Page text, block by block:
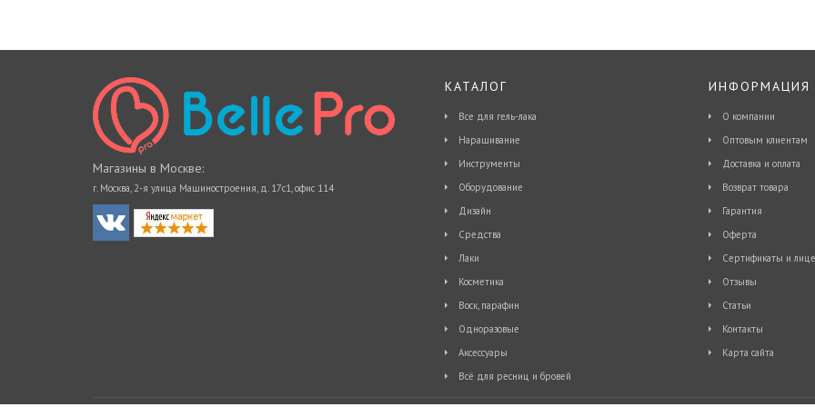
Магазины в Москве:
г. Москва, 2-я улица Машиностроения, д. 17с1, офис 114
КАТАЛОГ
Все для гель-лака
Наращивание
Инструменты
Оборудование
Дизайн
Средства
Лаки
Косметика
Воск, парафин
Одноразовые
Аксессуары
Всё для ресниц и бровей
ИНФОРМАЦИЯ
О компании
Оптовым клиентам
Доставка и оплата
Возврат товара
Гарантия
Оферта
Сертификаты и
Отзывы
Статьи
Контакты
Карта сайта